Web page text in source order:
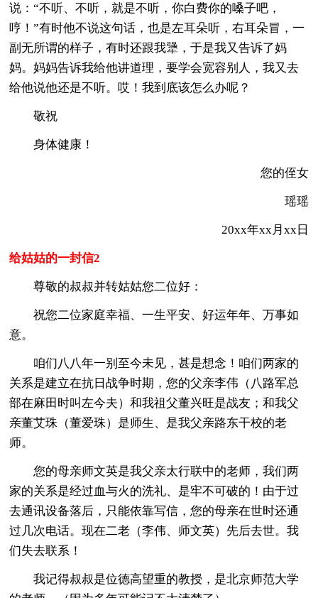
说：“不听、不听，就是不听，你白费你的嗓子吧，
哼！”有时他不说这句话，也是左耳朵听，右耳朵冒，一
副无所谓的样子，有时还跟我犟，于是我又告诉了妈
妈。妈妈告诉我给他讲道理，要学会宽容别人，我又去
给他说他还是不听。哎！我到底该怎么办呢？
敬祝
身体健康！
您的侄女
瑶瑶
20xx年xx月xx日
给姑姑的一封信2
尊敬的叔叔并转姑姑您二位好：
祝您二位家庭幸福、一生平安、好运年年、万事如
意。
咱们八八年一别至今未见，甚是想念！咱们两家的
关系是建立在抗日战争时期，您的父亲李伟（八路军总
部在麻田时叫左今夫）和我祖父董兴旺是战友；和我父
亲董艾珠（董爱珠）是师生、是我父亲路东干校的老
师。
您的母亲师文英是我父亲太行联中的老师，我们两
家的关系是经过血与火的洗礼、是牢不可破的！由于过
去通讯设备落后，只能依靠写信，您的母亲在世时还通
过几次电话。现在二老（李伟、师文英）先后去世。我
们失去联系！
我记得叔叔是位德高望重的教授，是北京师范大学